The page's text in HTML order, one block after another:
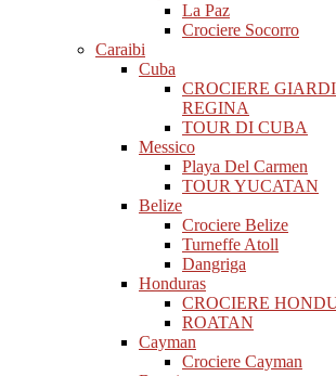
La Paz
Crociere Socorro
Caraibi
Cuba
CROCIERE
REGINA
TOUR DI CUBA
Messico
Playa Del Carmen
TOUR YUCATAN
Belize
Crociere Belize
Turneffe Atoll
Dangriga
Honduras
CROCIERE
ROATAN
Cayman
Crociere Cayman